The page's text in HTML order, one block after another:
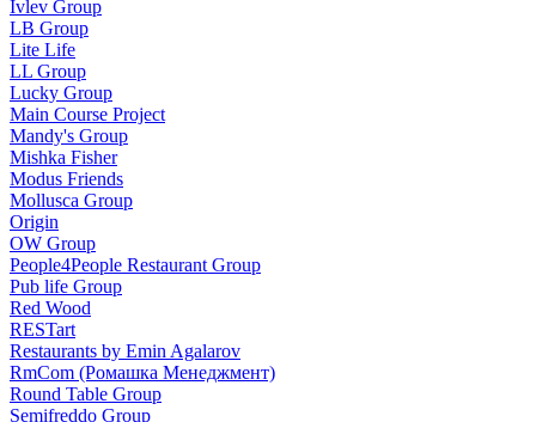
Ivlev Group
LB Group
Lite Life
LL Group
Lucky Group
Main Course Project
Mandy's Group
Mishka Fisher
Modus Friends
Mollusca Group
Origin
OW Group
People4People Restaurant Group
Pub life Group
Red Wood
RESTart
Restaurants by Emin Agalarov
RmCom (Ромашка Менеджмент)
Round Table Group
Semifreddo Group